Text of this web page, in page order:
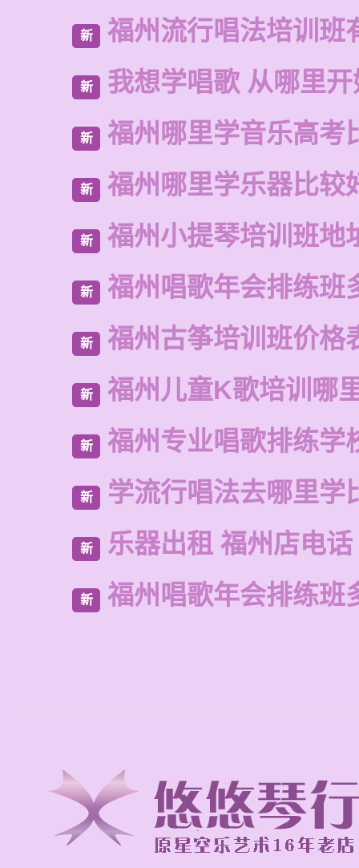
新 福州流行唱法培训班
新 我想学唱歌 从哪里开
新 福州哪里学音乐高考
新 福州哪里学乐器比较
新 福州小提琴培训班地
新 福州唱歌年会排练班
新 福州古筝培训班价格
新 福州儿童K歌培训哪
新 福州专业唱歌排练学
新 学流行唱法去哪里学
新 乐器出租 福州店电话
新 福州唱歌年会排练班